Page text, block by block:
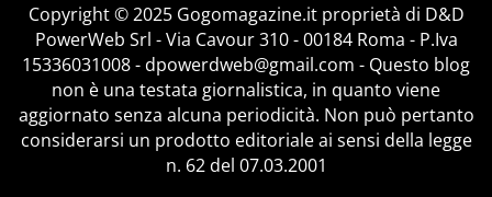
Copyright © 2025 Gogomagazine.it proprietà di D&D
PowerWeb Srl - Via Cavour 310 - 00184 Roma - P.Iva
15336031008 - dpowerdweb@gmail.com - Questo blog
non è una testata giornalistica, in quanto viene
aggiornato senza alcuna periodicità. Non può pertanto
considerarsi un prodotto editoriale ai sensi della legge
n. 62 del 07.03.2001